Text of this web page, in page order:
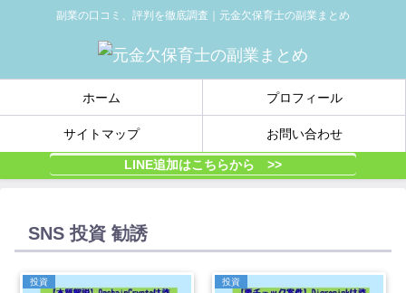
副業の口コミ、評判を徹底調査｜元金欠保育士の副業まとめ
ホーム プロフィール
サイトマップ お問い合わせ
LINE追加はこちらから >>
SNS 投資 勧誘
投資 投資